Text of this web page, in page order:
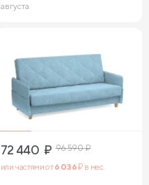
августа
72 440 ₽ 96 590₽
или частями от6 036₽ в мес.